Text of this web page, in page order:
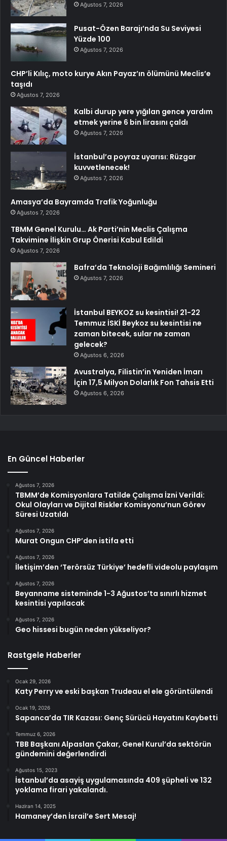
Ağustos 7, 2026
Pusat-Özen Barajı’nda Su Seviyesi
Yüzde 100
Ağustos 7, 2026
CHP’li Kılıç, moto kurye Akın Payaz’ın ölümünü Meclis’e
taşıdı
Ağustos 7, 2026
Kalbi durup yere yığılan gence yardım
etmek yerine 6 bin lirasını çaldı
Ağustos 7, 2026
İstanbul’a poyraz uyarısı: Rüzgar
kuvvetlenecek!
Ağustos 7, 2026
Amasya’da Bayramda Trafik Yoğunluğu
Ağustos 7, 2026
TBMM Genel Kurulu… Ak Parti’nin Meclis Çalışma
Takvimine İlişkin Grup Önerisi Kabul Edildi
Ağustos 7, 2026
Bafra’da Teknoloji Bağımlılığı Semineri
Ağustos 7, 2026
İstanbul BEYKOZ su kesintisi! 21-22
Temmuz İSKİ Beykoz su kesintisi ne
zaman bitecek, sular ne zaman
gelecek?
Ağustos 6, 2026
Avustralya, Filistin’in Yeniden İmarı
İçin 17,5 Milyon Dolarlık Fon Tahsis Etti
Ağustos 6, 2026
En Güncel Haberler
Ağustos 7, 2026
TBMM’de Komisyonlara Tatilde Çalışma İzni Verildi:
Okul Olayları ve Dijital Riskler Komisyonu’nun Görev
Süresi Uzatıldı
Ağustos 7, 2026
Murat Ongun CHP’den istifa etti
Ağustos 7, 2026
İletişim’den ‘Terörsüz Türkiye’ hedefli videolu paylaşım
Ağustos 7, 2026
Beyanname sisteminde 1-3 Ağustos’ta sınırlı hizmet
kesintisi yapılacak
Ağustos 7, 2026
Geo hissesi bugün neden yükseliyor?
Rastgele Haberler
Ocak 29, 2026
Katy Perry ve eski başkan Trudeau el ele görüntülendi
Ocak 19, 2026
Sapanca’da TIR Kazası: Genç Sürücü Hayatını Kaybetti
Temmuz 6, 2026
TBB Başkanı Alpaslan Çakar, Genel Kurul’da sektörün
gündemini değerlendirdi
Ağustos 15, 2023
İstanbul’da asayiş uygulamasında 409 şüpheli ve 132
yoklama firari yakalandı.
Haziran 14, 2025
Hamaney’den İsrail’e Sert Mesaj!